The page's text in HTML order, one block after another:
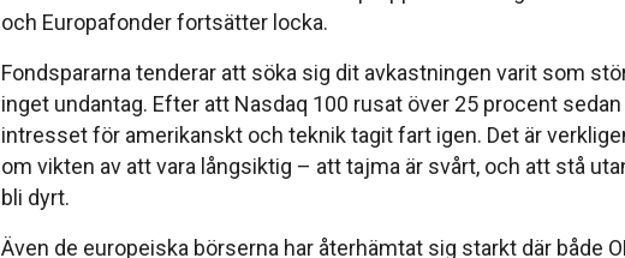
och Europafonder fortsätter locka.
Fondspararna tenderar att söka sig dit avkastningen varit som
inget undantag. Efter att Nasdaq 100 rusat över 25 procent
intresset för amerikanskt och teknik tagit fart igen. Det är
om vikten av att vara långsiktig – att tajma är svårt, och att stå
bli dyrt.
Även de europeiska börserna har återhämtat sig starkt där både